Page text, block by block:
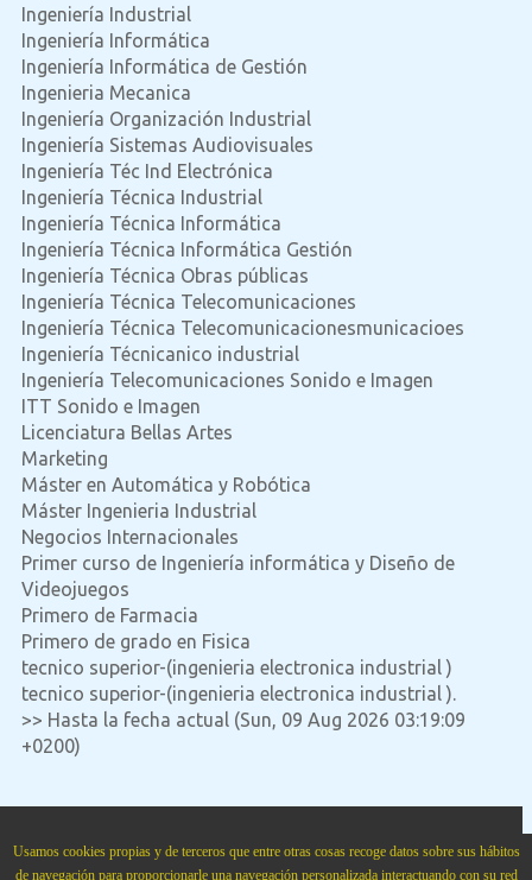
Usamos cookies propias y de terceros que entre otras cosas recoge datos sobre sus hábitos
de navegación para proporcionarle una navegación personalizada interactuando con su red
Ingeniería Industrial
Ingeniería Informática
Ingeniería Informática de Gestión
Ingenieria Mecanica
Ingeniería Organización Industrial
Ingeniería Sistemas Audiovisuales
Ingeniería Téc Ind Electrónica
Ingeniería Técnica Industrial
Ingeniería Técnica Informática
Ingeniería Técnica Informática Gestión
Ingeniería Técnica Obras públicas
Ingeniería Técnica Telecomunicaciones
Ingeniería Técnica Telecomunicacionesmunicacioes
Ingeniería Técnicanico industrial
Ingeniería Telecomunicaciones Sonido e Imagen
ITT Sonido e Imagen
Licenciatura Bellas Artes
Marketing
Máster en Automática y Robótica
Máster Ingenieria Industrial
Negocios Internacionales
Primer curso de Ingeniería informática y Diseño de
Videojuegos
Primero de Farmacia
Primero de grado en Fisica
tecnico superior-(ingenieria electronica industrial )
tecnico superior-(ingenieria electronica industrial ).
>> Hasta la fecha actual (Sun, 09 Aug 2026 03:19:09
+0200)
Teléfono: 915151321. cartagena99.com